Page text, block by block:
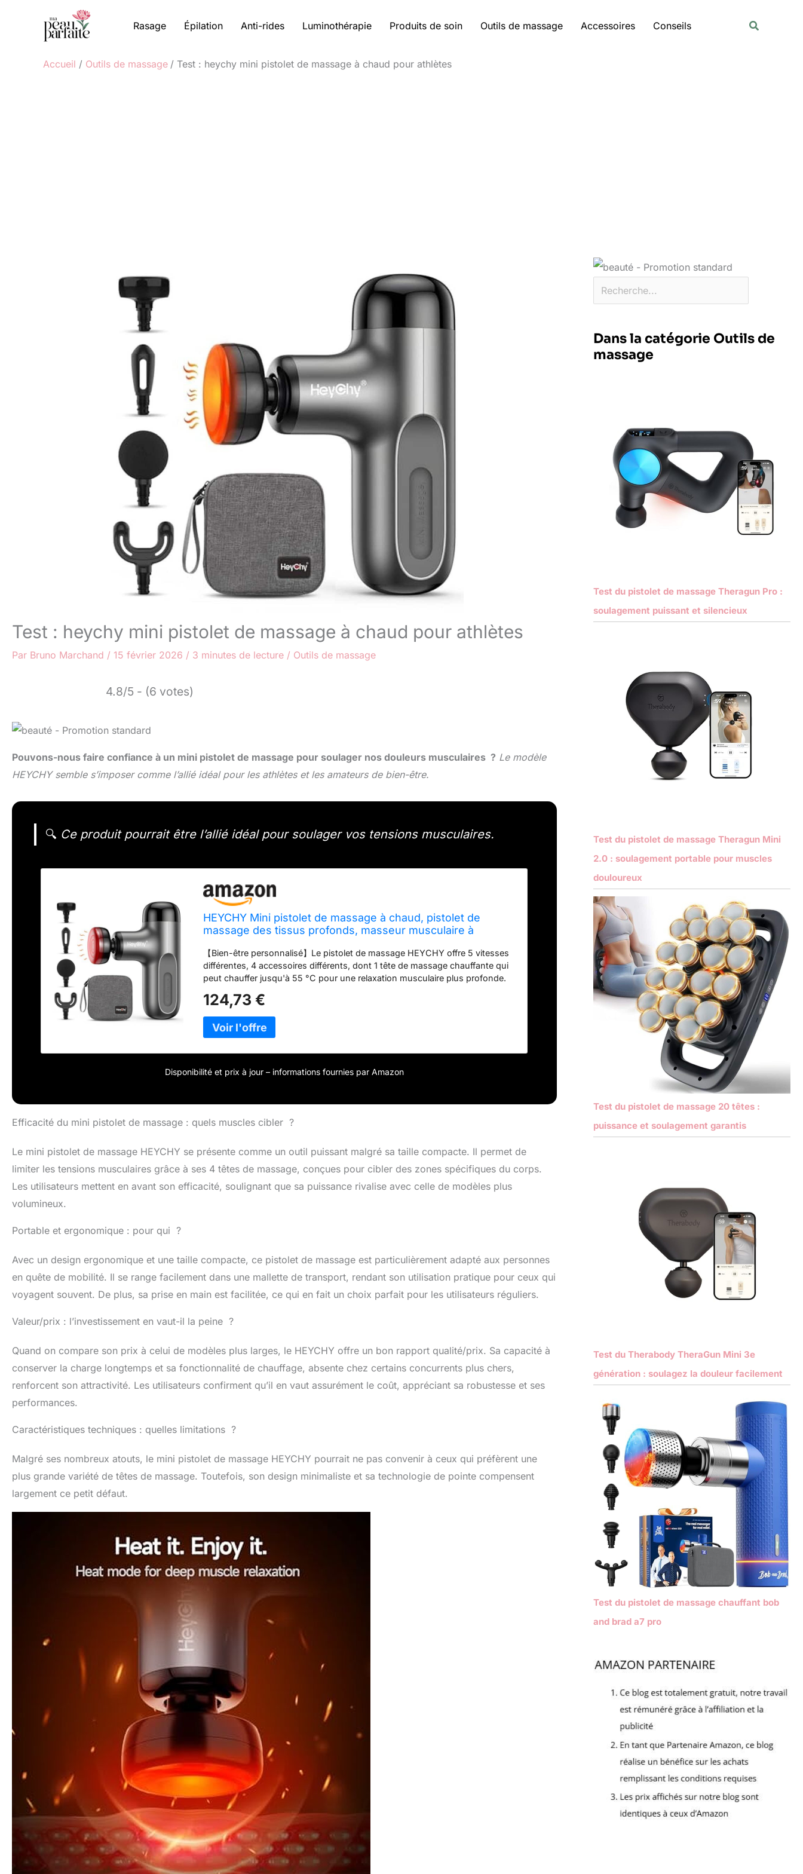
Rasage Épilation Anti-rides Luminothérapie Produits de soin Outils de massage Accessoires Conseils
Accueil Outils de massage Test : heychy mini pistolet de massage à chaud pour athlètes
Test : heychy mini pistolet de massage à chaud pour athlètes
Par Bruno Marchand / 15 février 2026 / 3 minutes de lecture / Outils de massage
4.8/5 - (6 votes)
Pouvons-nous faire confiance à un mini pistolet de massage pour soulager nos douleurs musculaires ? Le modèle
HEYCHY semble s’imposer comme l’allié idéal pour les athlètes et les amateurs de bien-être.
🔍 Ce produit pourrait être l’allié idéal pour soulager vos tensions musculaires.
HEYCHY Mini pistolet de massage à chaud, pistolet de
massage des tissus profonds, masseur musculaire à
【Bien-être personnalisé】Le pistolet de massage HEYCHY offre 5 vitesses
différentes, 4 accessoires différents, dont 1 tête de massage chauffante qui
peut chauffer jusqu'à 55 °C pour une relaxation musculaire plus profonde.
niveau de vos douleurs musculaires ou douleurs en appuyant sur le bouton
d'alimentation. 【Puissance forte et sortie stable】Notre pistolet de massage
à percussion est construit avec un moteur sans balais innovant à couple
élevé, qui a une énergie puissante et une sortie sans perte. La percussion
peut atteindre les tissus musculaires profonds et vous offrir une expérience
124,73 €
Disponibilité et prix à jour – informations fournies par Amazon
Efficacité du mini pistolet de massage : quels muscles cibler ?
Le mini pistolet de massage HEYCHY se présente comme un outil puissant malgré sa taille compacte. Il permet de
limiter les tensions musculaires grâce à ses 4 têtes de massage, conçues pour cibler des zones spécifiques du corps.
Les utilisateurs mettent en avant son efficacité, soulignant que sa puissance rivalise avec celle de modèles plus
volumineux.
Portable et ergonomique : pour qui ?
Avec un design ergonomique et une taille compacte, ce pistolet de massage est particulièrement adapté aux personnes
en quête de mobilité. Il se range facilement dans une mallette de transport, rendant son utilisation pratique pour ceux qui
voyagent souvent. De plus, sa prise en main est facilitée, ce qui en fait un choix parfait pour les utilisateurs réguliers.
Valeur/prix : l’investissement en vaut-il la peine ?
Quand on compare son prix à celui de modèles plus larges, le HEYCHY offre un bon rapport qualité/prix. Sa capacité à
conserver la charge longtemps et sa fonctionnalité de chauffage, absente chez certains concurrents plus chers,
renforcent son attractivité. Les utilisateurs confirment qu’il en vaut assurément le coût, appréciant sa robustesse et ses
performances.
Caractéristiques techniques : quelles limitations ?
Malgré ses nombreux atouts, le mini pistolet de massage HEYCHY pourrait ne pas convenir à ceux qui préfèrent une
plus grande variété de têtes de massage. Toutefois, son design minimaliste et sa technologie de pointe compensent
largement ce petit défaut.
Dans la catégorie Outils de
massage
Test du pistolet de massage Theragun Pro :
soulagement puissant et silencieux
Test du pistolet de massage Theragun Mini
2.0 : soulagement portable pour muscles
douloureux
Test du pistolet de massage 20 têtes :
puissance et soulagement garantis
Test du Therabody TheraGun Mini 3e
génération : soulagez la douleur facilement
Test du pistolet de massage chauffant bob
and brad a7 pro